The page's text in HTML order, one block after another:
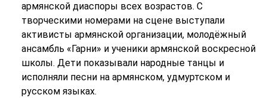
армянской диаспоры всех возрастов. С
творческими номерами на сцене выступали
активисты армянской организации, молодёжный
ансамбль «Гарни» и ученики армянской воскресной
школы. Дети показывали народные танцы и
исполняли песни на армянском, удмуртском и
русском языках.